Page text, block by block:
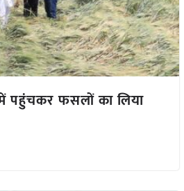
पहुंचकर फसलों का लिया